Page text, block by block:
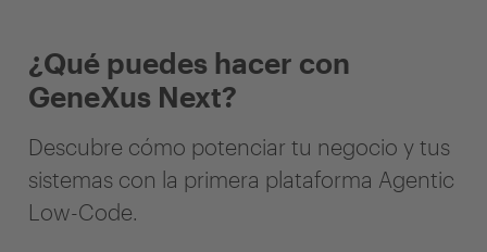
¿Qué puedes hacer con
GeneXus Next?
Descubre cómo potenciar tu negocio y tus
sistemas con la primera plataforma Agentic
Low-Code.